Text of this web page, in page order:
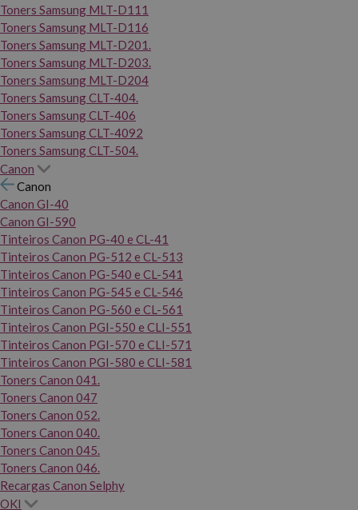
Toners Samsung MLT-D111
Toners Samsung MLT-D116
Toners Samsung MLT-D201.
Toners Samsung MLT-D203.
Toners Samsung MLT-D204
Toners Samsung CLT-404.
Toners Samsung CLT-406
Toners Samsung CLT-4092
Toners Samsung CLT-504.
Canon
Canon
Canon GI-40
Canon GI-590
Tinteiros Canon PG-40 e CL-41
Tinteiros Canon PG-512 e CL-513
Tinteiros Canon PG-540 e CL-541
Tinteiros Canon PG-545 e CL-546
Tinteiros Canon PG-560 e CL-561
Tinteiros Canon PGI-550 e CLI-551
Tinteiros Canon PGI-570 e CLI-571
Tinteiros Canon PGI-580 e CLI-581
Toners Canon 041.
Toners Canon 047
Toners Canon 052.
Toners Canon 040.
Toners Canon 045.
Toners Canon 046.
Recargas Canon Selphy
OKI